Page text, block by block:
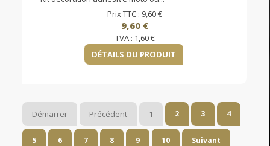
Prix TTC : 9,60 €
9,60 €
TVA : 1,60 €
DÉTAILS DU PRODUIT
Démarrer Précédent 1 2 3 4
5 6 7 8 9 10 Suivant